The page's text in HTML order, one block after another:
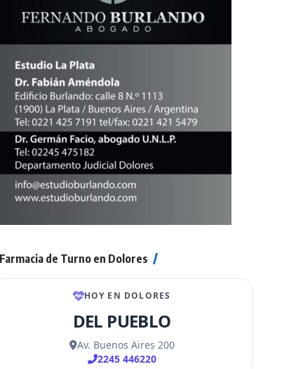
Farmacia de Turno en Dolores